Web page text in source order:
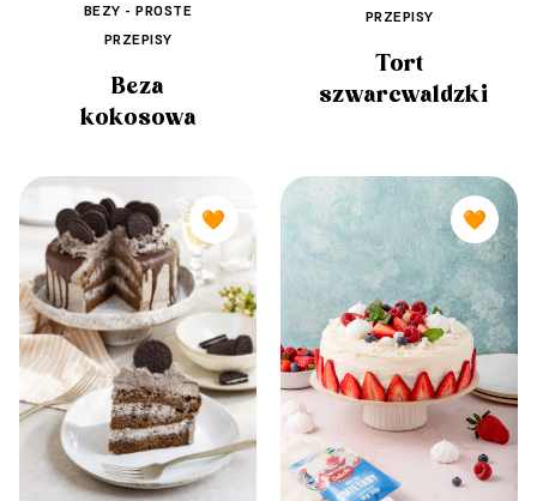
BEZY - PROSTE
PRZEPISY
Beza
kokosowa
PRZEPISY
Tort
szwarcwaldzki
🧡 🧡